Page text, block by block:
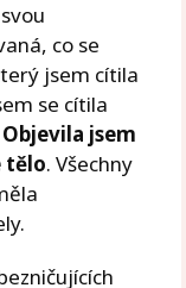
co se
jsem cítila
se cítila
Objevila jsem
tělo. Všechny